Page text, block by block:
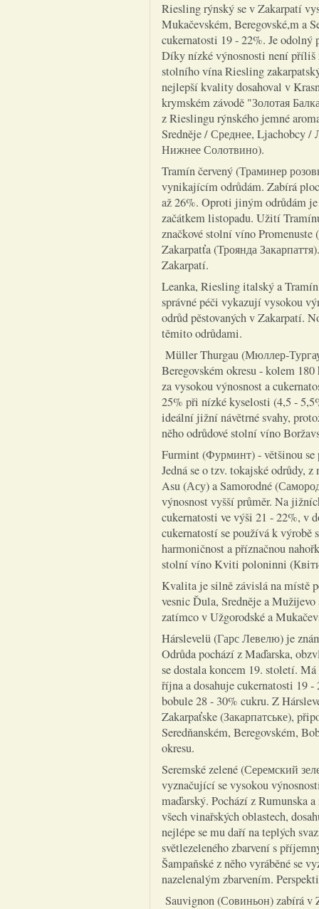
Riesling rýnský se v Zakarpatí
Mukačevském, Beregovské,m a
cukernatosti 19 - 22%. Je
Díky nízké výnosnosti není příliš
stolního vína Riesling
nejlepší kvality dosahoval v
krymském závodě "Золотая
z Rieslingu rýnského jemné
Sredněje / Среднее, Ljachobcy
Нижнее Солотвино).
Tramín červený (Траминер
vynikajícím odrůdám. Zabírá
až 26%. Oproti jiným odrůdám
začátkem listopadu. Užití
značkové stolní víno
Zakarpatťa (Троянда
Zakarpatí.
Leanka, Riesling italský a
správné péči vykazují vysokou
odrůd pěstovaných v Zakarpatí.
těmito odrůdami.
Müller Thurgau (Мюллер-
Beregovském okresu - kolem
za vysokou výnosnost a
25% při nízké kyselosti (4,5 -
ideální jižní návětrné svahy,
něho odrůdové stolní víno
Furmint (Фурминт) - většinou se
Jedná se o tzv. tokajské odrůdy,
Asu (Асу) a Samorodné
výnosnost vyšší průměr. Na
cukernatosti ve výši 21 - 22%, v
cukernatostí se používá k
harmoničnost a příznačnou
stolní víno Kviti poloninni
Kvalita je silně závislá na místě
vesnic Ďula, Sredněje a
zatímco v Užgorodské a
Hárslevelü (Гарс Левелю) je
Odrůda pochází z Maďarska,
se dostala koncem 19. století.
října a dosahuje cukernatosti 19
bobule 28 - 30% cukru. Z
Zakarpaťske (Закарпатське),
Seredňanském, Beregovském,
okresu.
Seremské zelené (Серемский
vyznačující se vysokou
maďarský. Pochází z Rumunska
všech vinařských oblastech,
nejlépe se mu daří na teplých
světlezeleného zbarvení s
Šampaňské z něho vyráběné se
nazelenalým zbarvením.
Sauvignon (Совиньон) zabírá v